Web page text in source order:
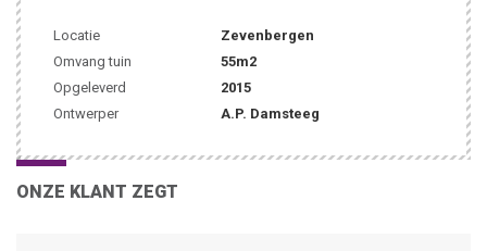
Locatie
Zevenbergen
Omvang tuin
55m2
Opgeleverd
2015
Ontwerper
A.P. Damsteeg
ONZE KLANT ZEGT